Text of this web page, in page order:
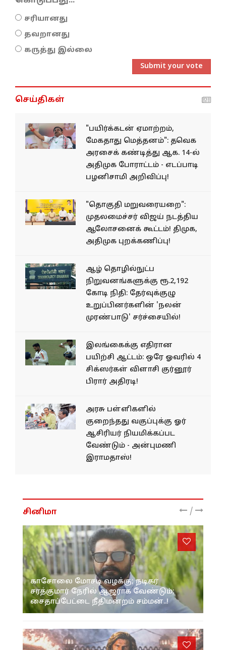
சரியானது
தவறானது
கருத்து இல்லை
Submit your vote
செய்திகள்
"பயிர்க்கடன் ஏமாற்றம்,
மேகதாது மெத்தனம்": தவெக
அரசைக் கண்டித்து ஆக. 14-ல்
அதிமுக போராட்டம் - எடப்பாடி
பழனிசாமி அறிவிப்பு!
"தொகுதி மறுவரையறை":
முதலமைச்சர் விஜய் நடத்திய
ஆலோசனைக் கூட்டம்! திமுக,
அதிமுக புறக்கணிப்பு!
ஆழ் தொழில்நுட்ப
நிறுவனங்களுக்கு ரூ.2,192
கோடி நிதி: தேர்வுக்குழு
உறுப்பினர்களின் 'நலன்
முரண்பாடு' சர்ச்சையில்!
இலங்கைக்கு எதிரான
பயிற்சி ஆட்டம்: ஒரே ஓவரில் 4
சிக்ஸர்கள் விளாசி குர்னூர்
பிரார் அதிரடி!
அரசு பள்ளிகளில்
குறைந்தது வகுப்புக்கு ஓர்
ஆசிரியர் நியமிக்கப்பட
வேண்டும் - அன்புமணி
இராமதாஸ்!
சினிமா /
காசோலை மோசடி வழக்கு; நடிகர்
சரத்குமார் நேரில் ஆஜராக வேண்டும்;
சைதாப்பேட்டை நீதிமன்றம் சம்மன்..!